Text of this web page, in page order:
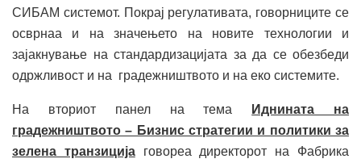
СИБАМ системот. Покрај регулативата, говорниците се
осврнаа и на значењето на новите технологии и
зајакнување на стандардизацијата за да се обезбеди
одржливост и на градежништвото и на еко системите.
На вториот панел на тема
Иднината на
градежништвото – Бизнис стратегии и политики за
зелена транзицијаговореа директорот на Фабрика